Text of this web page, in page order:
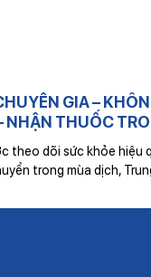
GIA –
NHẬN THUỐC
theo dõi sức khỏe hiệu
trong mùa dịch,